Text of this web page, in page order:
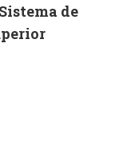
de